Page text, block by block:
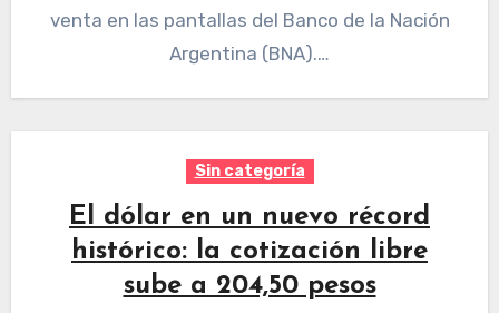
venta en las pantallas del Banco de la Nación
Argentina (BNA).…
Sin categoría
El dólar en un nuevo récord
histórico: la cotización libre
sube a 204,50 pesos